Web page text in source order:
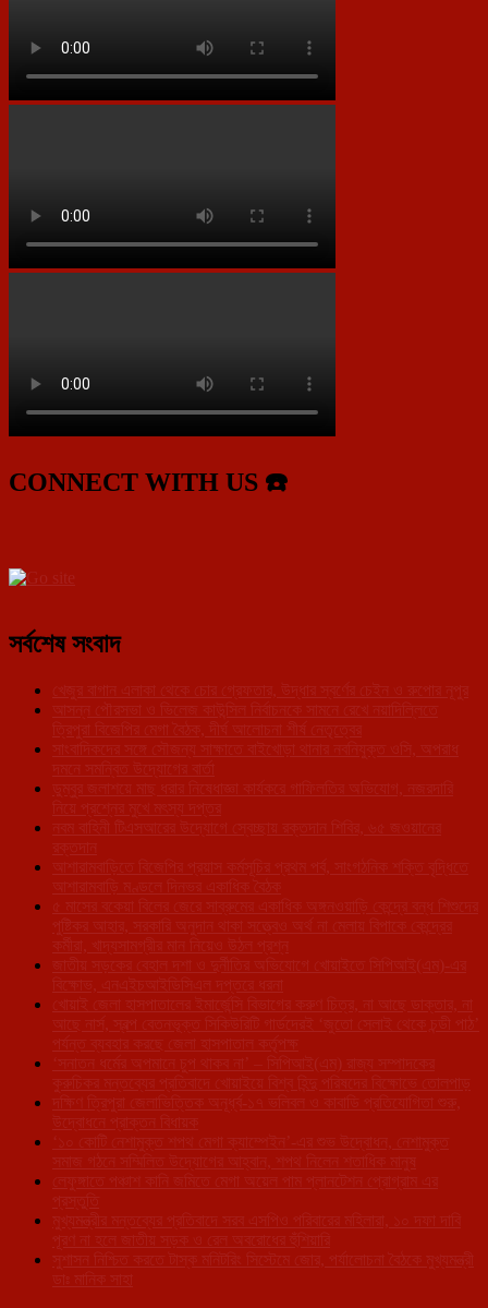
CONNECT WITH US ☎️
সর্বশেষ সংবাদ
খেজুর বাগান এলাকা থেকে চোর গ্রেফতার, উদ্ধার স্বর্ণের চেইন ও রুপোর নূপুর
আসন্ন পৌরসভা ও ভিলেজ কাউন্সিল নির্বাচনকে সামনে রেখে নয়াদিল্লিতে
ত্রিপুরা বিজেপির মেগা বৈঠক, দীর্ঘ আলোচনা শীর্ষ নেতৃত্বের
সাংবাদিকদের সঙ্গে সৌজন্য সাক্ষাতে বাইখোড়া থানার নবনিযুক্ত ওসি, অপরাধ
দমনে সমন্বিত উদ্যোগের বার্তা
ডুম্বুর জলাশয়ে মাছ ধরার নিষেধাজ্ঞা কার্যকরে গাফিলতির অভিযোগ, নজরদারি
নিয়ে প্রশ্নের মুখে মৎস্য দপ্তর
নবম বাহিনী টিএসআরের উদ্যোগে স্বেচ্ছায় রক্তদান শিবির, ৬৫ জওয়ানের
রক্তদান
আশারামবাড়িতে বিজেপির প্রয়াস কর্মসূচির প্রথম পর্ব, সাংগঠনিক শক্তি বৃদ্ধিতে
আশারামবাড়ি মণ্ডলে দিনভর একাধিক বৈঠক
৫ মাসের বকেয়া বিলের জেরে সাব্রুমের একাধিক অঙ্গনওয়াড়ি কেন্দ্রে বন্ধ শিশুদের
পুষ্টিকর আহার, সরকারি অনুদান থাকা সত্ত্বেও অর্থ না মেলায় বিপাকে কেন্দ্রের
কর্মীরা, খাদ্যসামগ্রীর মান নিয়েও উঠল প্রশ্ন
জাতীয় সড়কের বেহাল দশা ও দুর্নীতির অভিযোগে খোয়াইতে সিপিআই(এম)-এর
বিক্ষোভ, এনএইচআইডিসিএল দপ্তরে ধরনা
খোয়াই জেলা হাসপাতালের ইমার্জেন্সি বিভাগের করুণ চিত্র, না আছে ডাক্তার, না
আছে নার্স, স্বল্প বেতনভূক্ত সিকিউরিটি গার্ডদেরই ‘জুতো সেলাই থেকে চন্ডী পাঠ’
পর্যন্ত ব্যবহার করছে জেলা হাসপাতাল কর্তৃপক্ষ
‘সনাতন ধর্মের অপমানে চুপ থাকব না’ – সিপিআই(এম) রাজ্য সম্পাদকের
কুরুচিকর মন্তব্যের প্রতিবাদে খোয়াইয়ে বিশ্ব হিন্দু পরিষদের বিক্ষোভে তোলপাড়
দক্ষিণ ত্রিপুরা জেলাভিত্তিক অনূর্ধ্ব-১৭ ভলিবল ও কাবাডি প্রতিযোগিতা শুরু,
উদ্বোধনে প্রাক্তন বিধায়ক
‘১০ কোটি নেশামুক্ত শপথ মেগা ক্যাম্পেইন’-এর শুভ উদ্বোধন, নেশামুক্ত
সমাজ গঠনে সম্মিলিত উদ্যোগের আহ্বান, শপথ নিলেন শতাধিক মানুষ
লেফুঙ্গাতে পঞ্চাশ কানি জমিতে মেগা অয়েল পাম প্লানটেশন প্রোগ্রাম এর
প্রস্তুতি
মুখ্যমন্ত্রীর মন্তব্যের প্রতিবাদে সরব এসপিও পরিবারের মহিলারা, ১০ দফা দাবি
পূরণ না হলে জাতীয় সড়ক ও রেল অবরোধের হুঁশিয়ারি
সুশাসন নিশ্চিত করতে টাস্ক মনিটরিং সিস্টেমে জোর, পর্যালোচনা বৈঠকে মুখ্যমন্ত্রী
ডাঃ মানিক সাহা